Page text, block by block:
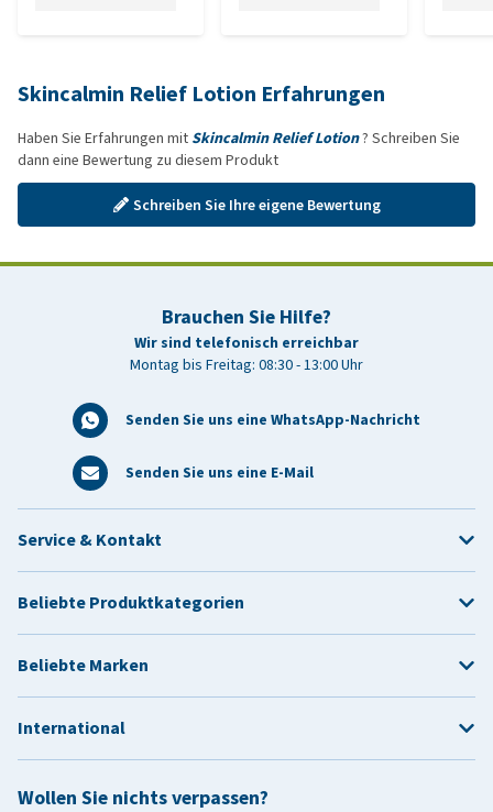
Skincalmin Relief Lotion Erfahrungen
Haben Sie Erfahrungen mit Skincalmin Relief Lotion? Schreiben Sie
dann eine Bewertung zu diesem Produkt
Schreiben Sie Ihre eigene Bewertung
Brauchen Sie Hilfe?
Wir sind telefonisch erreichbar
Montag bis Freitag: 08:30 - 13:00 Uhr
Senden Sie uns eine WhatsApp-Nachricht
Senden Sie uns eine E-Mail
Wollen Sie nichts verpassen?
Service & Kontakt
Beliebte Produktkategorien
Beliebte Marken
International